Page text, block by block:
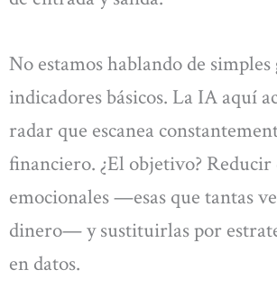
No estamos hablando de
indicadores básicos. La IA aquí
radar que escanea
financiero. ¿El objetivo? Reducir
emocionales —esas que tantas
dinero— y sustituirlas por
en datos.